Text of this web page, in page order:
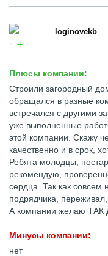
loginovekb
Плюсы компании:
Строили загородный
обращался в разные
встречался с другими
уже выполненные
этой компании. Скажу
качественно и в срок,
Ребята молодцы,
рекомендую,
сердца. Так как совсем
подрядчика,
А компании желаю
Минусы компании:
нет